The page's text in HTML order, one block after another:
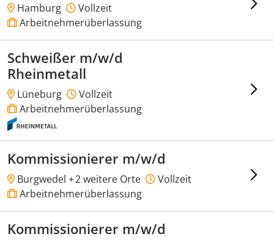
Hamburg
Vollzeit
Arbeitnehmerüberlassung
Schweißer m/w/d
Rheinmetall
Lüneburg
Vollzeit
Arbeitnehmerüberlassung
Kommissionierer m/w/d
Burgwedel +2 weitere Orte
Vollzeit
Arbeitnehmerüberlassung
Kommissionierer m/w/d